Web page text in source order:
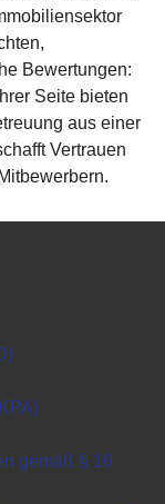
Bewertungen:
Seite bieten
aus einer
Vertrauen
gemäß § 16